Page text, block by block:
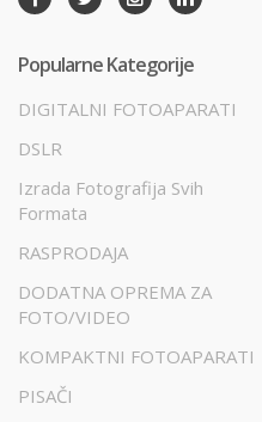
Popularne Kategorije
DIGITALNI FOTOAPARATI
DSLR
Izrada Fotografija Svih
Formata
RASPRODAJA
DODATNA OPREMA ZA
FOTO/VIDEO
KOMPAKTNI FOTOAPARATI
PISAČI